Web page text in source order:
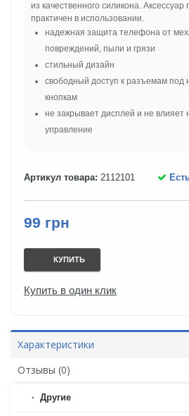
из качественного силикона.
практичен в использовании.
надежная защита телефона от
повреждений, пыли и грязи
стильный дизайн
свободный доступ к разъемам под
кнопкам
не закрывает дисплей и не влияет
управление
Артикул товара: 2112101
99 грн
КУПИТЬ
Купить в один клик
Характеристики
Отзывы (0)
Другие